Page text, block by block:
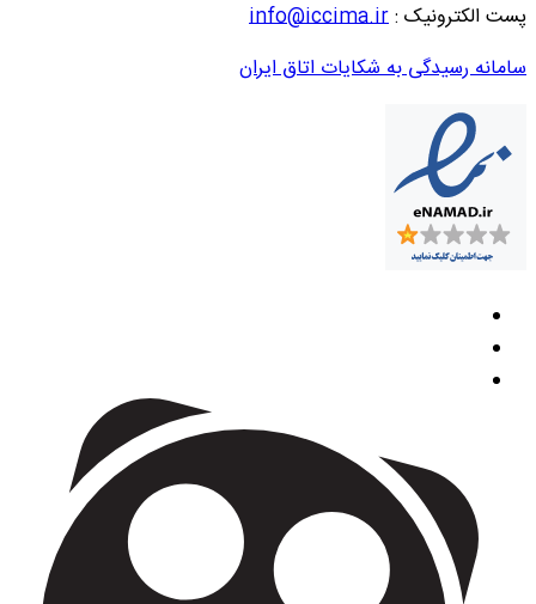
پست الکترونیک :info@iccima.ir
سامانه رسیدگی به شکایات اتاق ایران